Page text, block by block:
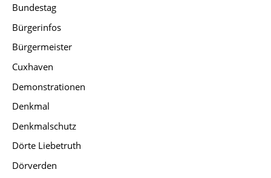
Bundestag
Bürgerinfos
Bürgermeister
Cuxhaven
Demonstrationen
Denkmal
Denkmalschutz
Dörte Liebetruth
Dörverden